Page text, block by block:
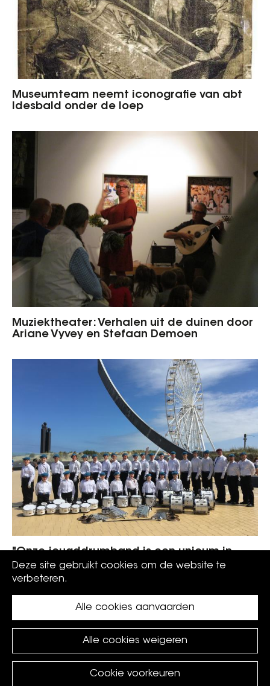
Museumteam neemt iconografie van abt
Idesbald onder de loep
Muziektheater: Verhalen uit de duinen door
Ariane Vyvey en Stefaan Demoen
"Onze jeugddrumband is een unicum in
Vlaanderen!"
2026.privacy policy
Deze site gebruikt cookies om de website te
verbeteren.
Cookie voorkeuren
Alle cookies weigeren
Alle cookies aanvaarden